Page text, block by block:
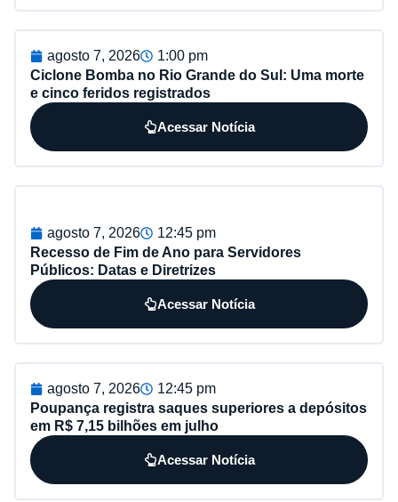
agosto 7, 2026
1:00 pm
Ciclone Bomba no Rio Grande do Sul: Uma morte
e cinco feridos registrados
Acessar Notícia
agosto 7, 2026
12:45 pm
Recesso de Fim de Ano para Servidores
Públicos: Datas e Diretrizes
Acessar Notícia
agosto 7, 2026
12:45 pm
Poupança registra saques superiores a depósitos
em R$ 7,15 bilhões em julho
Acessar Notícia